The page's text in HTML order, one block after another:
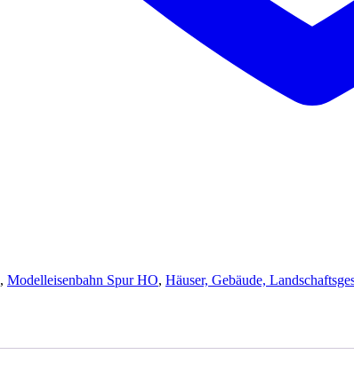
, Modelleisenbahn Spur HO, Häuser, Gebäude,